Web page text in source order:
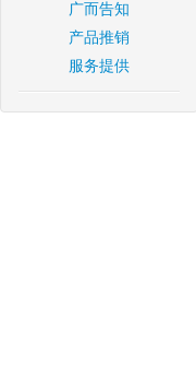
广而告知
产品推销
服务提供